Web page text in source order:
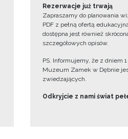
Rezerwacje już trwają
Zapraszamy do planowania
PDF z pełną ofertą
dostępna jest również
szczegółowych opisów.
PS. Informujemy, że z dniem
Muzeum Zamek w Dębnie
zwiedzających.
Odkryjcie z nami świat